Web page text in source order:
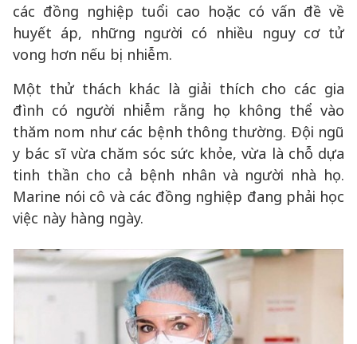
các đồng nghiệp tuổi cao hoặc có vấn đề về
huyết áp, những người có nhiều nguy cơ tử
vong hơn nếu bị nhiễm.
Một thử thách khác là giải thích cho các gia
đình có người nhiễm rằng họ không thể vào
thăm nom như các bệnh thông thường. Đội ngũ
y bác sĩ vừa chăm sóc sức khỏe, vừa là chỗ dựa
tinh thần cho cả bệnh nhân và người nhà họ.
Marine nói cô và các đồng nghiệp đang phải học
việc này hàng ngày.